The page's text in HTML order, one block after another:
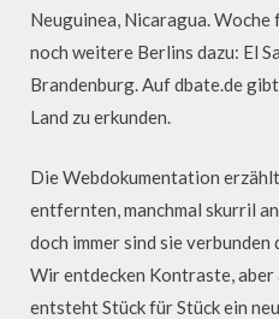
Neuguinea, Nicaragua. Woche
noch weitere Berlins dazu: El
Brandenburg. Auf dbate.de
Land zu erkunden.
Die Webdokumentation
entfernten, manchmal skurril
doch immer sind sie verbunden
Wir entdecken Kontraste, aber
entsteht Stück für Stück ein